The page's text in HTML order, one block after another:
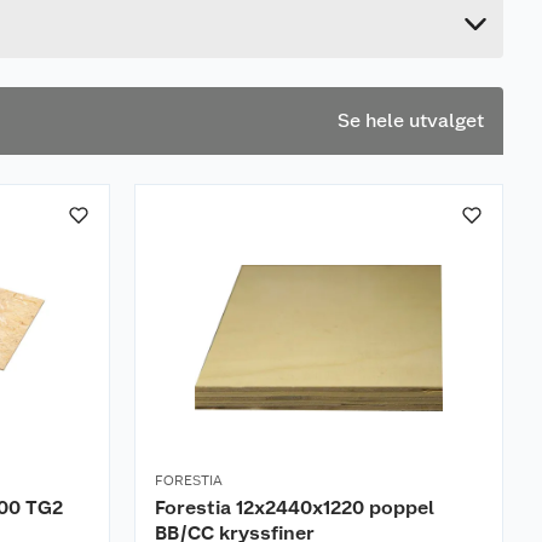
Se hele utvalget
TG2
FORESTIA
Forestia 12x2440x1220 poppel
BB/CC kryssfiner